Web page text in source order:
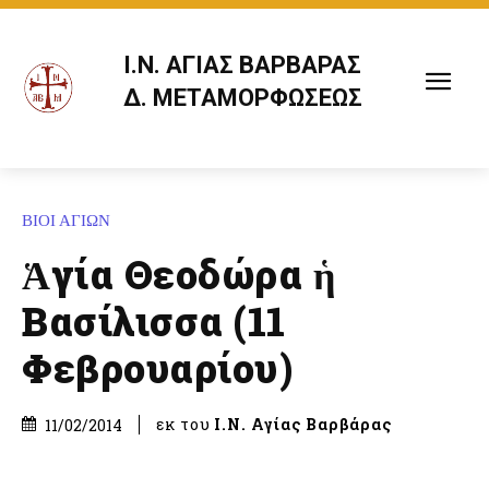
Ι.Ν. ΑΓΙΑΣ ΒΑΡΒΑΡΑΣ
Δ. ΜΕΤΑΜΟΡΦΩΣΕΩΣ
ΒΙΟΙ ΑΓΙΩΝ
Ἁγία Θεοδώρα ἡ
Βασίλισσα (11
Φεβρουαρίου)
11/02/2014 εκ του Ι.Ν. Αγίας Βαρβάρας